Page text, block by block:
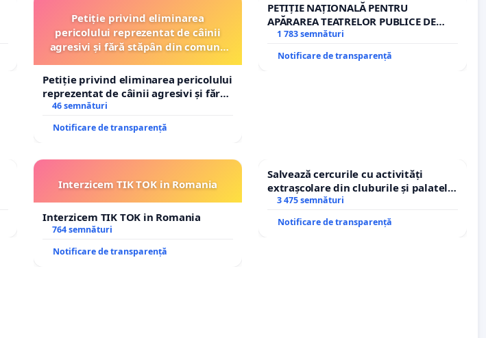
Petiție privind eliminarea
pericolului reprezentat de câinii
agresivi și fără stăpân din comuna
Petiție privind eliminarea pericolului
reprezentat de câinii agresivi și fără
stăpân din comuna Tunari
46 semnături
Notificare de transparență
PETIȚIE NAȚIONALĂ PENTRU
APĂRAREA TEATRELOR PUBLICE DE
REPERTORIU DIN ROMÂNIA
1 783 semnături
Notificare de transparență
Interzicem TIK TOK in Romania
Interzicem TIK TOK in Romania
764 semnături
Notificare de transparență
Salvează cercurile cu activități
extrașcolare din cluburile și palatele
copiilor
3 475 semnături
Notificare de transparență